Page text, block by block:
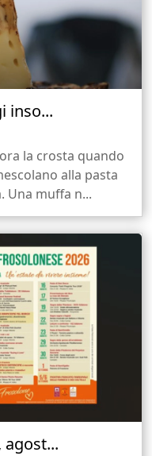
inso...
la crosta quando
alla pasta
Una muffa n...
agost...